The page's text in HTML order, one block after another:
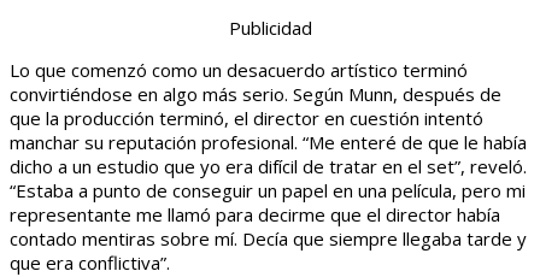
Publicidad
Lo que comenzó como un desacuerdo artístico terminó
convirtiéndose en algo más serio. Según Munn, después de
que la producción terminó, el director en cuestión intentó
manchar su reputación profesional. “Me enteré de que le había
dicho a un estudio que yo era difícil de tratar en el set”, reveló.
“Estaba a punto de conseguir un papel en una película, pero mi
representante me llamó para decirme que el director había
contado mentiras sobre mí. Decía que siempre llegaba tarde y
que era conflictiva”.